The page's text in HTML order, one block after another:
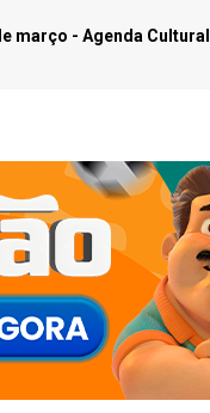
março - Agenda Cultural